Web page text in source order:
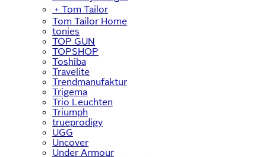
﹢ Tom Tailor
Tom Tailor Home
tonies
TOP GUN
TOPSHOP
Toshiba
Travelite
Trendmanufaktur
Trigema
Trio Leuchten
Triumph
trueprodigy
UGG
Uncover
Under Armour